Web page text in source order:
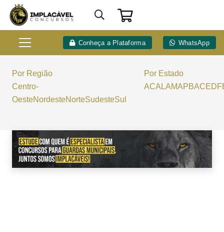
Conheça a Plataforma WhatsApp
Por Região
Centro-
OesteNordesteNorteSudesteSul
Por Estado
ACALAMAPBACEDF